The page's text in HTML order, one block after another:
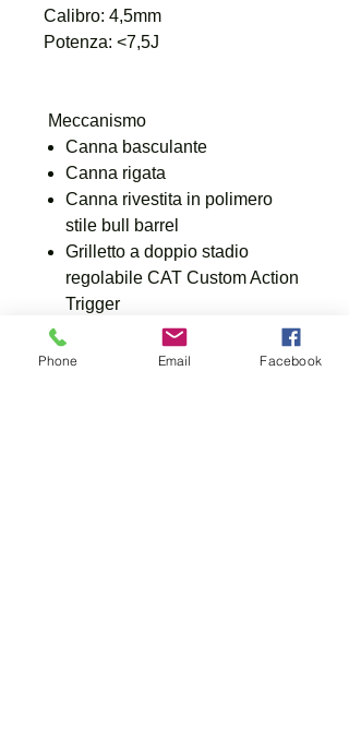
Calibro: 4,5mm
Potenza: <7,5J
Meccanismo
Canna basculante
Canna rigata
Canna rivestita in polimero
stile bull barrel
Grilletto a doppio stadio
regolabile CAT Custom Action
Trigger
Compensatore per stabilizzare
il colpo in uscita
Phone Email Facebook